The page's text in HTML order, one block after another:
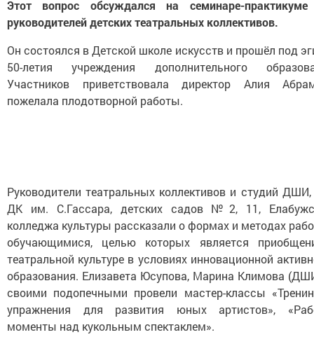
Этот вопрос обсуждался на семинаре-
руководителей детских театральных коллективов.
Он состоялся в Детской школе искусств и прошёл под
50-летия учреждения дополнительного
Участников приветствовала директор Алия
пожелала плодотворной работы.
Руководители театральных коллективов и студий
ДК им. С.Гассара, детских садов №2, 11,
колледжа культуры рассказали о формах и методах
обучающимися, целью которых является
театральной культуре в условиях инновационной
образования. Елизавета Юсупова, Марина Климова
своими подопечными провели мастер-классы
упражнения для развития юных артистов»,
моменты над кукольным спектаклем».